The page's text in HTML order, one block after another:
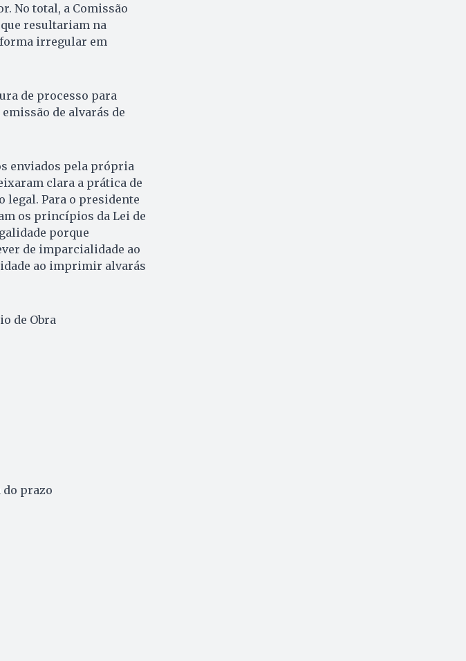
No total, a Comissão
resultariam na
irregular em
de processo para
de alvarás de
enviados pela própria
clara a prática de
legal. Para o presidente
os princípios da Lei de
porque
de imparcialidade ao
ao imprimir alvarás
de Obra
do prazo